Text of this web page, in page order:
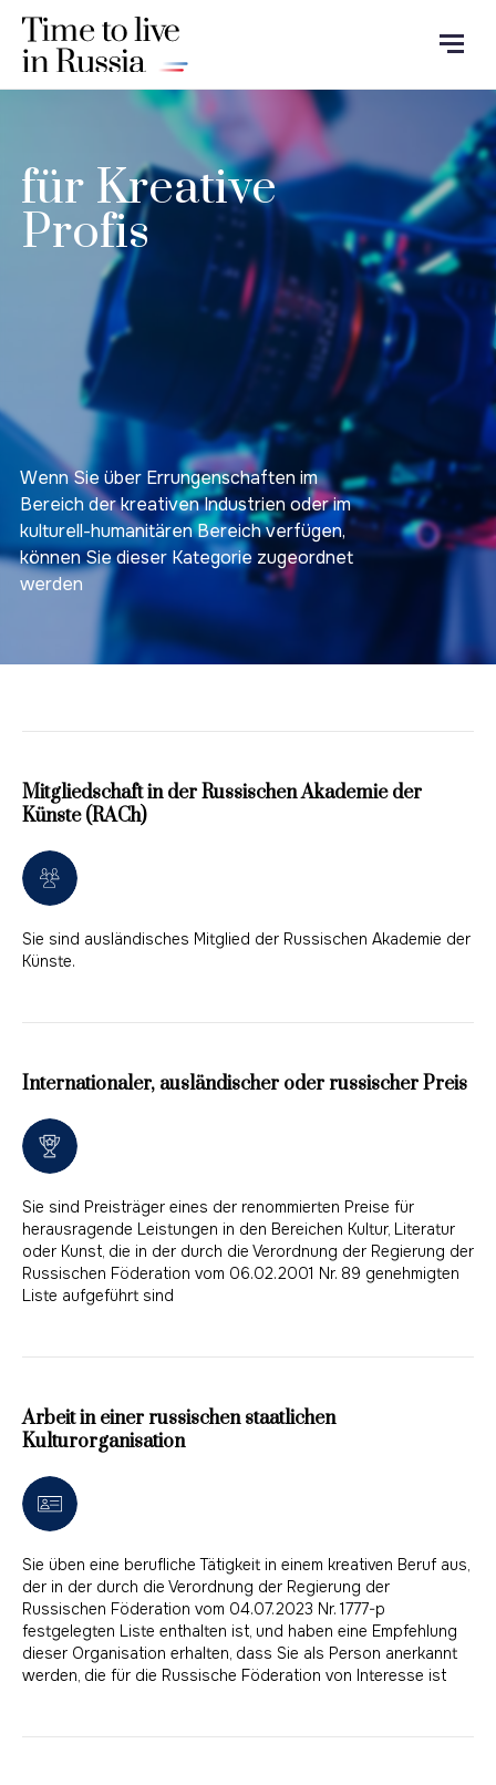
für Kreative
Profis
Wenn Sie über Errungenschaften im
Bereich der kreativen Industrien oder im
kulturell-humanitären Bereich verfügen,
können Sie dieser Kategorie zugeordnet
werden
Mitgliedschaft in der Russischen Akademie der
Künste (RACh)
Sie sind ausländisches Mitglied der Russischen Akademie der
Künste.
Internationaler, ausländischer oder russischer Preis
Sie sind Preisträger eines der renommierten Preise für
herausragende Leistungen in den Bereichen Kultur, Literatur
oder Kunst, die in der durch die Verordnung der Regierung der
Russischen Föderation vom 06.02.2001 Nr. 89 genehmigten
Liste aufgeführt sind
Arbeit in einer russischen staatlichen
Kulturorganisation
Sie üben eine berufliche Tätigkeit in einem kreativen Beruf aus,
der in der durch die Verordnung der Regierung der
Russischen Föderation vom 04.07.2023 Nr. 1777-р
festgelegten Liste enthalten ist, und haben eine Empfehlung
dieser Organisation erhalten, dass Sie als Person anerkannt
werden, die für die Russische Föderation von Interesse ist